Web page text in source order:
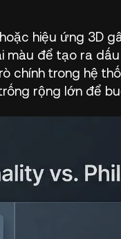
hiệu ứng 3D
màu để tạo ra
chính trong hệ
rộng lớn để